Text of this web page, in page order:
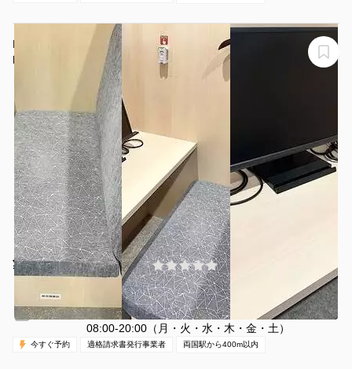
H1T両国 BOX 01(1名)
¥1645 〜 ¥1984 /時間
(0件)
東京都墨田区両国3-25-5
30分〜
営業時間：休日（日・祝）
08:00-20:00（月・火・水・木・金・土）
今すぐ予約 適格請求書発行事業者 両国駅から400m以内